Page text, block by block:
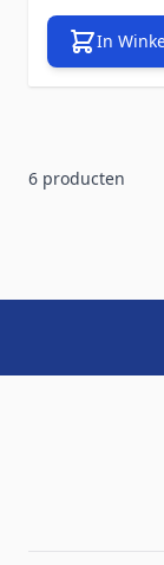
In
6 producten